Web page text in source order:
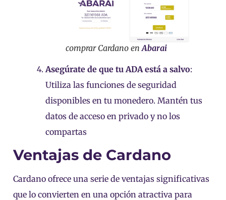
comprar Cardano en Abarai
Asegúrate de que tu ADA está a salvo:
Utiliza las funciones de seguridad
disponibles en tu monedero. Mantén tus
datos de acceso en privado y no los
compartas
Ventajas de Cardano
Cardano ofrece una serie de ventajas significativas
que lo convierten en una opción atractiva para